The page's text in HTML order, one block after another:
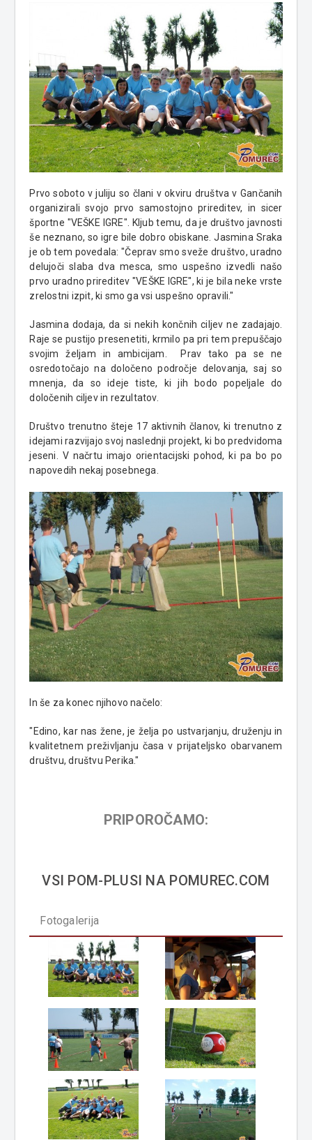
Prvo soboto v juliju so člani v okviru društva v Gančanih
organizirali svojo prvo samostojno prireditev, in sicer
športne "VEŠKE IGRE". Kljub temu, da je društvo javnosti
še neznano, so igre bile dobro obiskane. Jasmina Sraka
je ob tem povedala: "Čeprav smo sveže društvo, uradno
delujoči slaba dva mesca, smo uspešno izvedli našo
prvo uradno prireditev "VEŠKE IGRE", ki je bila neke vrste
zrelostni izpit, ki smo ga vsi uspešno opravili."
Jasmina dodaja, da si nekih končnih ciljev ne zadajajo.
Raje se pustijo presenetiti, krmilo pa pri tem prepuščajo
svojim željam in ambicijam. Prav tako pa se ne
osredotočajo na določeno področje delovanja, saj so
mnenja, da so ideje tiste, ki jih bodo popeljale do
določenih ciljev in rezultatov.
Društvo trenutno šteje 17 aktivnih članov, ki trenutno z
idejami razvijajo svoj naslednji projekt, ki bo predvidoma
jeseni. V načrtu imajo orientacijski pohod, ki pa bo po
napovedih nekaj posebnega.
In še za konec njihovo načelo:
"Edino, kar nas žene, je želja po ustvarjanju, druženju in
kvalitetnem preživljanju časa v prijateljsko obarvanem
društvu, društvu Perika."
PRIPOROČAMO:
VSI POM-PLUSI NA POMUREC.COM
Fotogalerija